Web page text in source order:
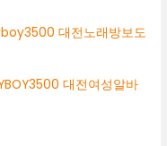
대전노래방보도
대전여성알바